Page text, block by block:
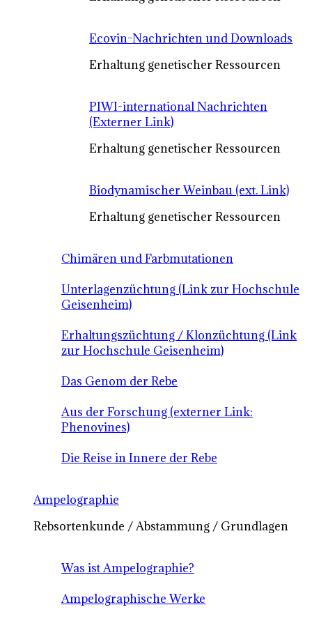
Ecovin-Nachrichten und Downloads
Erhaltung genetischer Ressourcen
PIWI-international Nachrichten
(Externer Link)
Erhaltung genetischer Ressourcen
Biodynamischer Weinbau (ext. Link)
Erhaltung genetischer Ressourcen
Chimären und Farbmutationen
Unterlagenzüchtung (Link zur Hochschule
Geisenheim)
Erhaltungszüchtung / Klonzüchtung (Link
zur Hochschule Geisenheim)
Das Genom der Rebe
Aus der Forschung (externer Link:
Phenovines)
Die Reise in Innere der Rebe
Ampelographie
Rebsortenkunde / Abstammung / Grundlagen
Was ist Ampelographie?
Ampelographische Werke